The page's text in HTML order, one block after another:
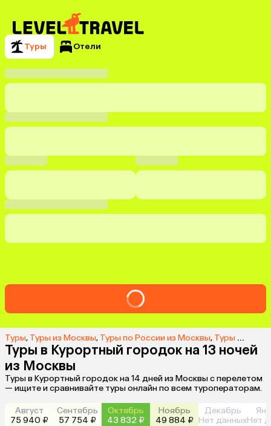
Туры Отели
Туры, Туры из Москвы, Туры по России из Москвы, Туры в Курортный городок из Москвы
Туры в Курортный городок на 13 ночей
из Москвы
Туры в Курортный городок на 14 дней из Москвы с перелетом
— ищите и сравнивайте туры онлайн по всем туроператорам.
Август
75 940 ₽
Сентябрь
57 754 ₽
Октябрь
43 832 ₽
Ноябрь
49 884 ₽
Декабрь
Нет данныхНет